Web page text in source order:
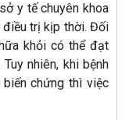
y tế chuyên khoa
điều trị kịp thời. Đối
khỏi có thể đạt
nhiên, khi bệnh
chứng thì việc